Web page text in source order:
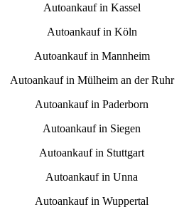
Autoankauf in Kassel
Autoankauf in Köln
Autoankauf in Mannheim
Autoankauf in Mülheim an der Ruhr
Autoankauf in Paderborn
Autoankauf in Siegen
Autoankauf in Stuttgart
Autoankauf in Unna
Autoankauf in Wuppertal